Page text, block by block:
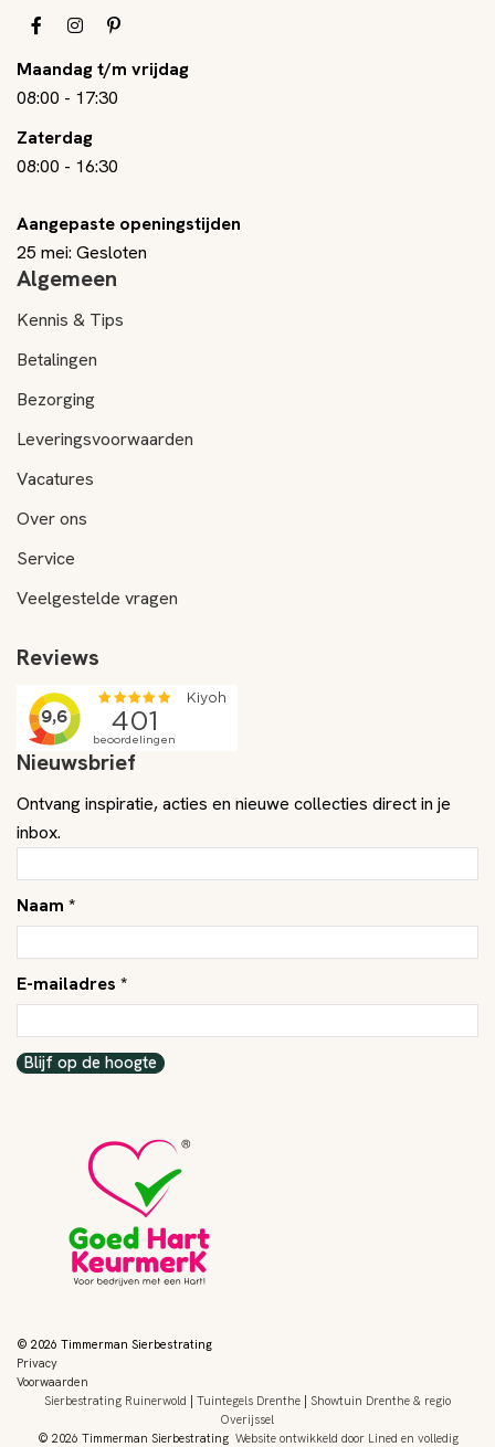
Maandag t/m vrijdag
08:00 - 17:30
Zaterdag
08:00 - 16:30
Aangepaste openingstijden
25 mei: Gesloten
Algemeen
Kennis & Tips
Betalingen
Bezorging
Leveringsvoorwaarden
Vacatures
Over ons
Service
Veelgestelde vragen
Reviews
Nieuwsbrief
Ontvang inspiratie, acties en nieuwe collecties direct in je
inbox.
Naam *
E-mailadres *
Blijf op de hoogte
© 2026 Timmerman Sierbestrating
Privacy
Voorwaarden
Sierbestrating Ruinerwold
Tuintegels Drenthe
Showtuin Drenthe & regio
Overijssel
© 2026 Timmerman Sierbestrating Website ontwikkeld door Lined en volledig